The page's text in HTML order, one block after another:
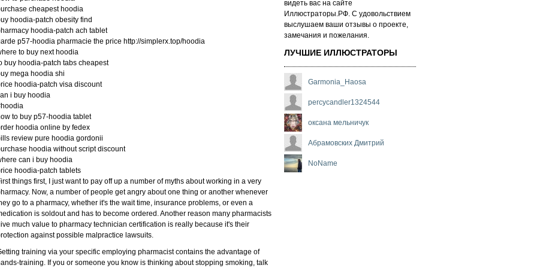
cheapest hoodia
hoodia-patch obesity find
hoodia-patch ach tablet
p57-hoodia pharmacie the price http://simplerx.top/hoodia
to buy next hoodia
buy hoodia-patch tabs cheapest
mega hoodia shi
hoodia-patch visa discount
i buy hoodia
to buy p57-hoodia tablet
hoodia online by fedex
review pure hoodia gordonii
hoodia without script discount
can i buy hoodia
hoodia-patch tablets
things first, I just want to pay off up a number of myths about working in a very
Now, a number of people get angry about one thing or another whenever
go to a pharmacy, whether it's the wait time, insurance problems, or even a
is soldout and has to become ordered. Another reason many pharmacists
much value to pharmacy technician certification is really because it's their
against possible malpractice lawsuits.
training via your specific employing pharmacist contains the advantage of
training. If you or someone you know is thinking about stopping smoking, talk
ви­деть вас на сай­те
Иллюстраторы.РФ. С удо­воль­стви­ем
выс­лу­ша­ем ва­ши от­зы­вы о про­ек­те,
за­ме­ча­ни­я и по­же­ла­ни­я.
ЛУЧШИЕ ИЛЛЮСТРАТОРЫ
Garmonia_Haosa
percycandler1324544
оксана мельничук
Абрамовских Дмитрий
NoName